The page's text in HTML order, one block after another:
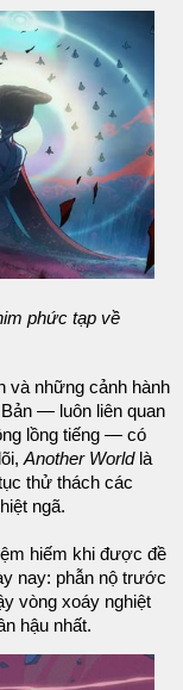
phức tạp về
và những cảnh hành
— luôn liên quan
lồng tiếng — có
Another Worldlà
thử thách các
ngã.
hiếm khi được đề
nay: phẫn nộ trước
vòng xoáy nghiệt
hậu nhất.